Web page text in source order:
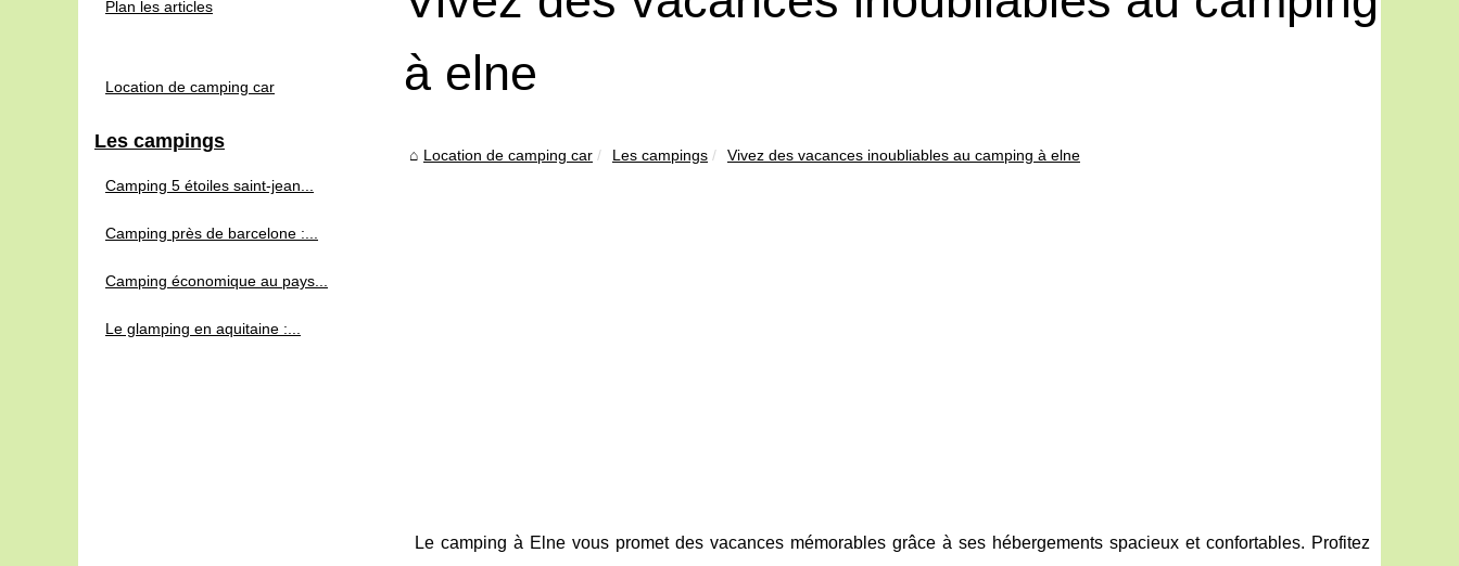
à elne
Location de camping car Les campings Vivez des vacances inoubliables au camping à elne
Le camping à Elne vous promet des vacances mémorables grâce à ses hébergements spacieux et confortables. Profitez
Plan les articles
Location de camping car
Les campings
Camping 5 étoiles saint-jean...
Camping près de barcelone :...
Camping économique au pays...
Le glamping en aquitaine :...